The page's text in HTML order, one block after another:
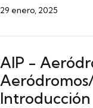
29 enero, 2025
AIP -
Introducción